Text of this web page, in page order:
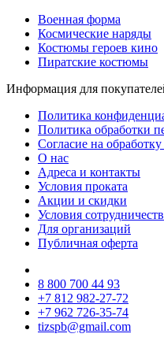
Военная форма
Космические наряды
Костюмы героев кино
Пиратские костюмы
Информация для
Политика
Политика обработки
Согласие на
О нас
Адреса и контакты
Условия проката
Акции и скидки
Условия
Для организаций
Публичная оферта
8 800 700 44 93
+7 812 982-27-72
+7 962 726-35-74
tizspb@gmail.com